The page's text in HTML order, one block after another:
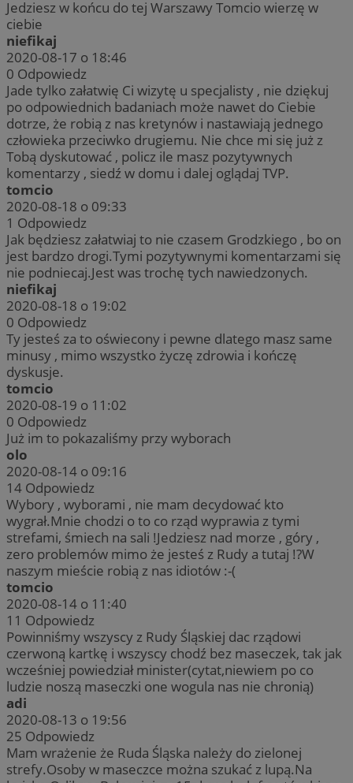
Jedziesz w końcu do tej Warszawy Tomcio wierzę w
ciebie
niefikaj
2020-08-17 o 18:46
0 Odpowiedz
Jade tylko załatwię Ci wizytę u specjalisty , nie dziękuj
po odpowiednich badaniach może nawet do Ciebie
dotrze, że robią z nas kretynów i nastawiają jednego
człowieka przeciwko drugiemu. Nie chce mi się już z
Tobą dyskutować , policz ile masz pozytywnych
komentarzy , siedź w domu i dalej oglądaj TVP.
tomcio
2020-08-18 o 09:33
1 Odpowiedz
Jak będziesz załatwiaj to nie czasem Grodzkiego , bo on
jest bardzo drogi.Tymi pozytywnymi komentarzami się
nie podniecaj.Jest was trochę tych nawiedzonych.
niefikaj
2020-08-18 o 19:02
0 Odpowiedz
Ty jesteś za to oświecony i pewne dlatego masz same
minusy , mimo wszystko życzę zdrowia i kończę
dyskusje.
tomcio
2020-08-19 o 11:02
0 Odpowiedz
Już im to pokazaliśmy przy wyborach
olo
2020-08-14 o 09:16
14 Odpowiedz
Wybory , wyborami , nie mam decydować kto
wygrał.Mnie chodzi o to co rząd wyprawia z tymi
strefami, śmiech na sali !Jedziesz nad morze , góry ,
zero problemów mimo że jesteś z Rudy a tutaj !?W
naszym mieście robią z nas idiotów :-(
tomcio
2020-08-14 o 11:40
11 Odpowiedz
Powinniśmy wszyscy z Rudy Śląskiej dac rządowi
czerwoną kartkę i wszyscy chodź bez maseczek, tak jak
wcześniej powiedział minister(cytat,niewiem po co
ludzie noszą maseczki one wogula nas nie chronią)
adi
2020-08-13 o 19:56
25 Odpowiedz
Mam wrażenie że Ruda Śląska należy do zielonej
strefy.Osoby w maseczce można szukać z lupą.Na